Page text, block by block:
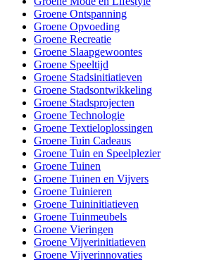
Groene Ontspanning
Groene Opvoeding
Groene Recreatie
Groene Slaapgewoontes
Groene Speeltijd
Groene Stadsinitiatieven
Groene Stadsontwikkeling
Groene Stadsprojecten
Groene Technologie
Groene Textieloplossingen
Groene Tuin Cadeaus
Groene Tuin en Speelplezier
Groene Tuinen
Groene Tuinen en Vijvers
Groene Tuinieren
Groene Tuininitiatieven
Groene Tuinmeubels
Groene Vieringen
Groene Vijverinitiatieven
Groene Vijverinnovaties